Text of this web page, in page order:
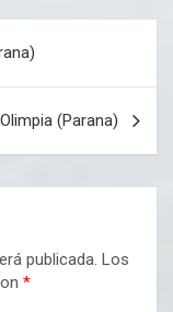
(Parana)
publicada. Los
*